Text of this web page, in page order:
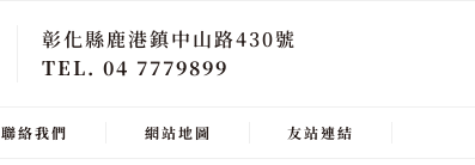
彰化縣鹿港鎮中山路430號
TEL. 04 7779899
聯絡我們 網站地圖 友站連結